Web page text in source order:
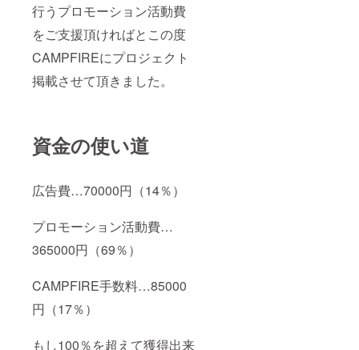
行うプロモーション活動費
をご支援頂ければとこの度
CAMPFIREにプロジェクト
掲載させて頂きました。
資金の使い道
広告費…70000円（14％）
プロモーション活動費…
365000円（69％）
CAMPFIRE手数料…85000
円（17％）
もし100％を超えて獲得出来